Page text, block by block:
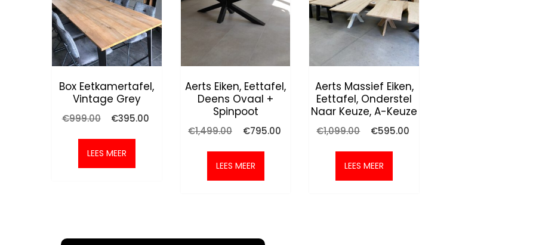
Box Eetkamertafel,
Vintage Grey
€999.00
Oorspronkelijke
was:
€999.00.
€395.00
LEES MEER
Aerts Eiken, Eettafel,
Deens Ovaal +
Spinpoot
€1,499.00
Oorspronkelijke
was:
€1,499.00.
€795.00
Huidige
LEES MEER
Aerts Massief Eiken,
Eettafel, Onderstel
Naar Keuze, A-Keuze
€1,099.00
Oorspronkelijke
was:
€1,099.00.
€595.00
LEES MEER